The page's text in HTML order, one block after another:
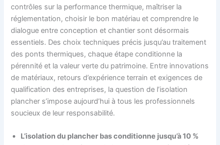
contrôles sur la performance thermique, maîtriser la
réglementation, choisir le bon matériau et comprendre le
dialogue entre conception et chantier sont désormais
essentiels. Des choix techniques précis jusqu’au traitement
des ponts thermiques, chaque étape conditionne la
pérennité et la valeur verte du patrimoine. Entre innovations
de matériaux, retours d’expérience terrain et exigences de
qualification des entreprises, la question de l’isolation
plancher s’impose aujourd’hui à tous les professionnels
soucieux de leur responsabilité.
L’isolation du plancher bas conditionne jusqu’à 10 %